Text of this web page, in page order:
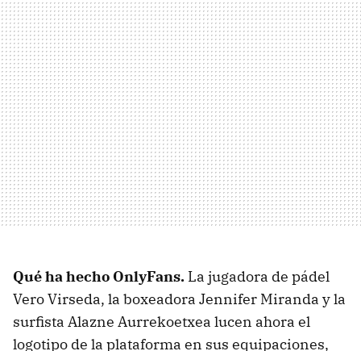
Qué ha hecho OnlyFans. La jugadora de pádel
Vero Virseda, la boxeadora Jennifer Miranda y la
surfista Alazne Aurrekoetxea lucen ahora el
logotipo de la plataforma en sus equipaciones,